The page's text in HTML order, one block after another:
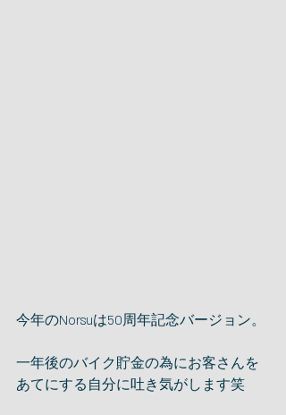
今年のNorsuは50周年記念バージョン。
一年後のバイク貯金の為にお客さんを
あてにする自分に吐き気がします笑